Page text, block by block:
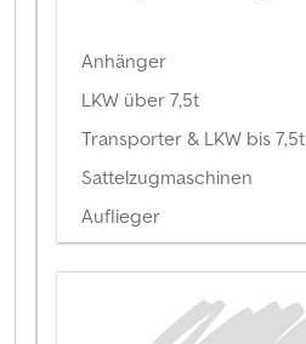
Anhänger
LKW über 7,5t
Transporter & LKW bis 7,5t
Sattelzugmaschinen
Auflieger